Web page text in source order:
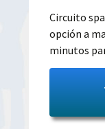
Circuito
opción a
minutos